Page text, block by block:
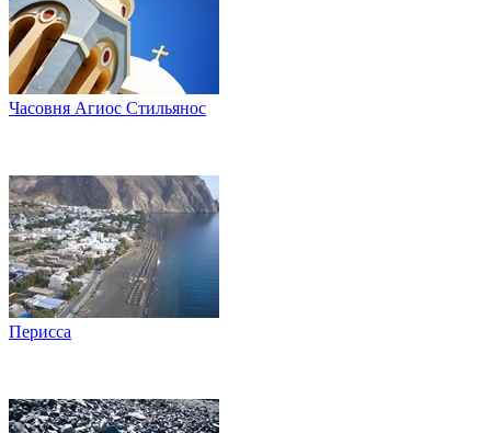
Часовня Агиос Стильянос
Перисса